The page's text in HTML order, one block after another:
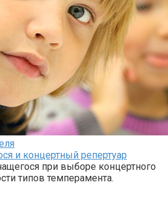
и концертный репертуар
при выборе концертного
типов темперамента.